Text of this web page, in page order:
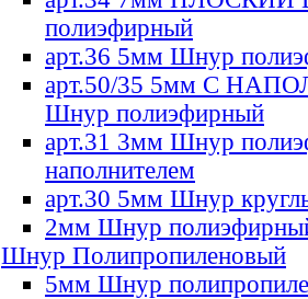
полиэфирный
арт.36 5мм Шнур
арт.50/35 5мм С
Шнур полиэфирный
арт.31 3мм Шнур
наполнителем
арт.30 5мм Шнур
2мм Шнур
Шнур Полипропиленовый
5мм Шнур